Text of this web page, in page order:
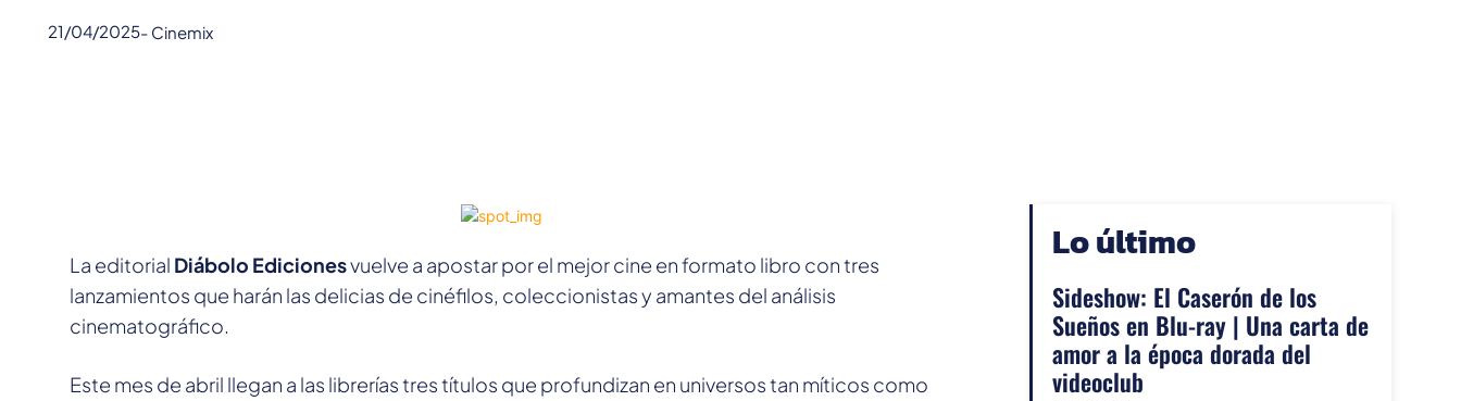
21/04/2025- Cinemix
La editorial Diábolo Edicionesvuelve a apostar por el mejor cine en formato libro con tres
lanzamientos que harán las delicias de cinéfilos, coleccionistas y amantes del análisis
cinematográfico.
Este mes de abril llegan a las librerías tres títulos que profundizan en universos tan míticos como
Lo último
Sideshow: El Caserón de los
Sueños en Blu-ray | Una carta de
amor a la época dorada del
videoclub